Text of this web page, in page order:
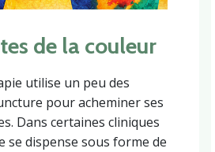
de la couleur
utilise un peu des
pour acheminer ses
Dans certaines cliniques
se dispense sous forme de